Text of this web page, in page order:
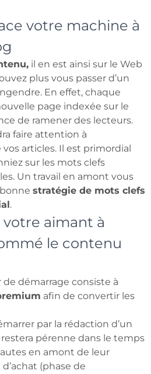
votre machine à
il en est ainsi sur le Web
plus vous passer d’un
En effet, chaque
page indexée sur le
de ramener des lecteurs.
faire attention à
vos articles. Il est primordial
sur les mots clefs
Un travail en amont vous
stratégie de mots clefs
.
votre aimant à
le contenu
démarrage consiste à
afin de convertir les
par la rédaction d’un
pérenne dans le temps
en amont de leur
(phase de